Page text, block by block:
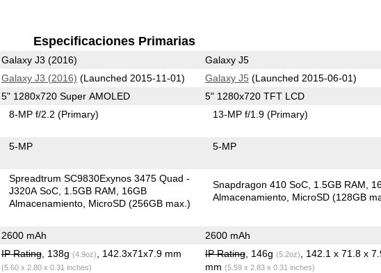
Especificaciones Primarias
Galaxy J3 (2016) Galaxy J5
Galaxy J3 (2016) (Launched 2015-11-01) Galaxy J5 (Launched 2015-06-01)
5" 1280x720 Super AMOLED 5" 1280x720 TFT LCD
8-MP f/2.2(Primary) 13-MP f/1.9(Primary)
5-MP 5-MP
Spreadtrum SC9830Exynos 3475 Quad -
J320A SoC 1.5GB RAM
16GB
Almacenamiento MicroSD (256GB max.)
Snapdragon 410 SoC 1.5GB RAM
Almacenamiento MicroSD (128GB
2600 mAh 2600 mAh
IP Rating, 138g (4.9oz) , 142.3x71x7.9 mm
(5.60 x 2.80 x 0.31 inches)
IP Rating, 146g (5.2oz)
, 142.1 x 71.8 x
mm (5.59 x 2.83 x 0.31 inches)